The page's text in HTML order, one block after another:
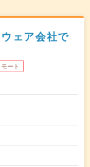
ェア会社で
ート